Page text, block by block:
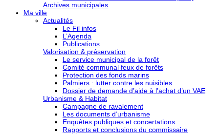
Archives municipales
Ma ville
Actualités
Le Fil infos
L’Agenda
Publications
Valorisation & préservation
Le service municipal de la forêt
Comité communal feux de forêts
Protection des fonds marins
Palmiers : lutter contre les nuisibles
Dossier de demande d’aide à l’achat d’un VAE
Urbanisme & Habitat
Campagne de ravalement
Les documents d’urbanisme
Enquêtes publiques et concertations
Rapports et conclusions du commissaire